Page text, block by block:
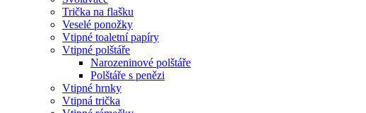
Trička na flašku
Veselé ponožky
Vtipné toaletní papíry
Vtipné polštáře
Narozeninové polštáře
Polštáře s penězi
Vtipné hrnky
Vtipná trička